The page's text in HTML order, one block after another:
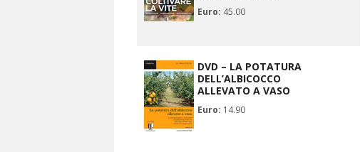
Euro: 45.00
DVD – LA POTATURA
DELL’ALBICOCCO
ALLEVATO A VASO
Euro: 14.90